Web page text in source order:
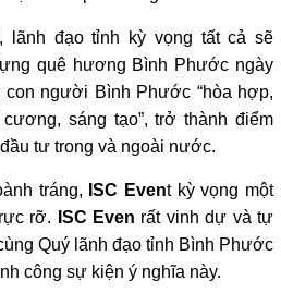
lãnh đạo tỉnh kỳ vọng tất cả sẽ
quê hương Bình Phước ngày
con người Bình Phước “hòa hợp,
sáng tạo”, trở thành điểm
tư trong và ngoài nước.
tráng, ISC Event kỳ vọng một
rỡ.
ISC Even rất vinh dự và tự
Quý lãnh đạo tỉnh Bình Phước
công sự kiện ý nghĩa này.